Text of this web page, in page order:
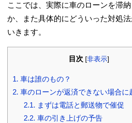
ここでは、実際に車のローンを滞
か、また具体的にどういった対処
いきます。
目次 [非表示]
1. 車は誰のもの？
2. 車のローンが返済できない場合に
2.1. まずは電話と郵送物で催促
2.2. 車の引き上げの予告